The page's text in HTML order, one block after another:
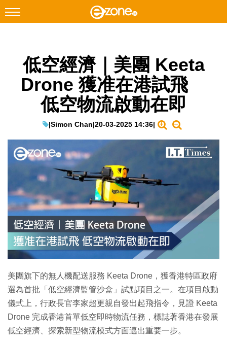
Facebook Instagram
科技焦點
教學評測
EduTech
IT Times
生成式AI與雲端應用
Enterprise Digital Transformation
特集
低空經濟｜美團 Keeta
Drone 獲准在港試飛
低空物流啟動在即
|Simon Chan|20-03-2025 14:36|
美團旗下的無人機配送服務 Keeta Drone，獲香港特區政府
選為首批「低空經濟監管沙盒」試點項目之一。在項目啟動
儀式上，行政長官李家超更親自發出起飛指令，見證 Keeta
Drone 完成香港首單低空即時物流任務，標誌著香港在發展
低空經濟、探索新型物流模式方面邁出重要一步。